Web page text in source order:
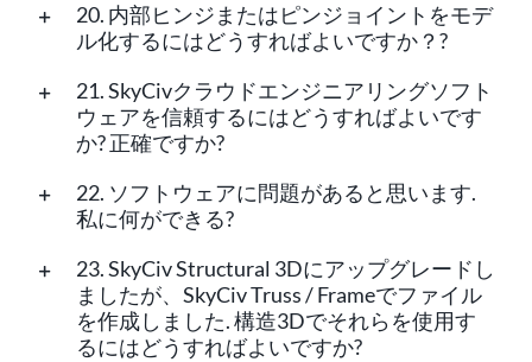
20. 内部ヒンジまたはピンジョイントをモデ
ル化するにはどうすればよいですか？?
21. SkyCivクラウドエンジニアリングソフト
ウェアを信頼するにはどうすればよいです
か? 正確ですか?
22. ソフトウェアに問題があると思います.
私に何ができる?
23. SkyCiv Structural 3Dにアップグレードし
ましたが、SkyCiv Truss / Frameでファイル
を作成しました. 構造3Dでそれらを使用す
るにはどうすればよいですか?